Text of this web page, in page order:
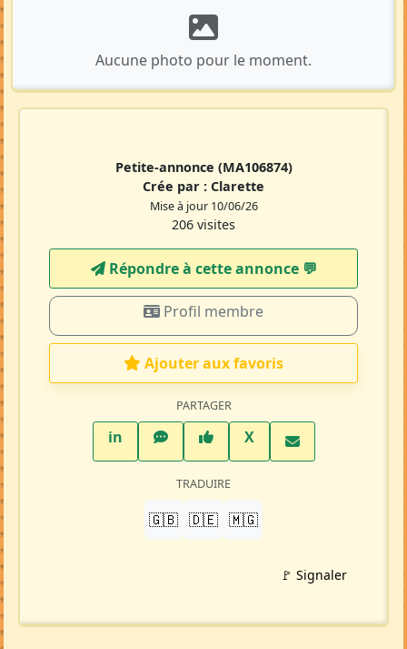
Aucune photo pour le moment.
Petite-annonce (MA106874)
Crée par : Clarette
Mise à jour 10/06/26
206 visites
Répondre à cette annonce 💬​
Profil membre
Ajouter aux favoris
PARTAGER
inLinkedInWhatsAppFacebook
XTwitter X
TRADUIRE
🇬🇧 🇩🇪 🇲🇬
🚩 Signaler